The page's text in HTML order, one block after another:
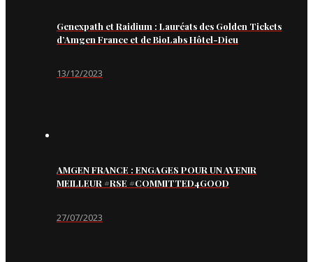
Genexpath et Raidium : Lauréats des Golden Tickets
d’Amgen France et de BioLabs Hôtel-Dieu
13/12/2023
AMGEN FRANCE : ENGAGES POUR UN AVENIR
MEILLEUR #RSE #COMMITTED4GOOD
27/07/2023